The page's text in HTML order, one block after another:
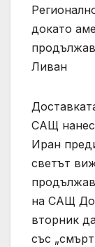
докато
Ливан
САЩ
Иран
светът
на САЩ
вторник
със